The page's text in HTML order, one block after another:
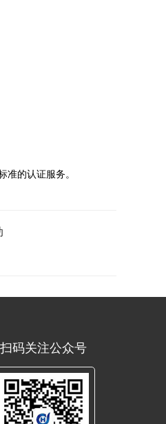
准的认证服务。
扫码关注公众号